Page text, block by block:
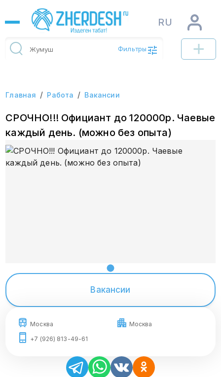
RU
Фильтры
Главная / Работа / Вакансии
СРОЧНО!!! Официант до 120000р. Чаевые
каждый день. (можно без опыта)
Вакансии
Москва
Москва
+7 (926) 813-49-61